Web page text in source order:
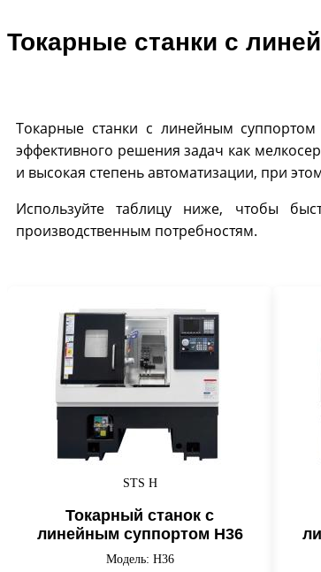
Токарные станки с
Токарные станки с линейным
эффективного решения задач как
и высокая степень автоматизации, при
Используйте таблицу ниже, чтобы
производственным потребностям.
STS H
Токарный станок с
линейным суппортом H36
Модель: H36